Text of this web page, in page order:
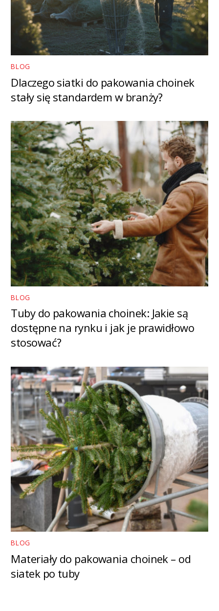
BLOG
Dlaczego siatki do pakowania choinek
stały się standardem w branży?
BLOG
Tuby do pakowania choinek: Jakie są
dostępne na rynku i jak je prawidłowo
stosować?
BLOG
Materiały do pakowania choinek – od
siatek po tuby